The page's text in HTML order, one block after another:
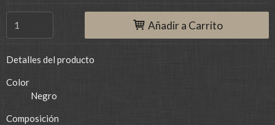
Añadir a Carrito
Detalles del producto
Color
Negro
Composición